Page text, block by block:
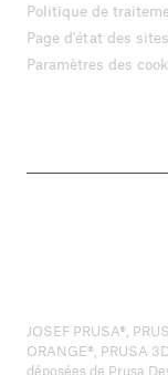
Politique de
Page d'état des
Paramètres des
JOSEF PRUSA®,
ORANGE®, PRUSA
déposées de Prusa